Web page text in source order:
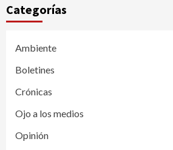
Categorías
Ambiente
Boletines
Crónicas
Ojo a los medios
Opinión